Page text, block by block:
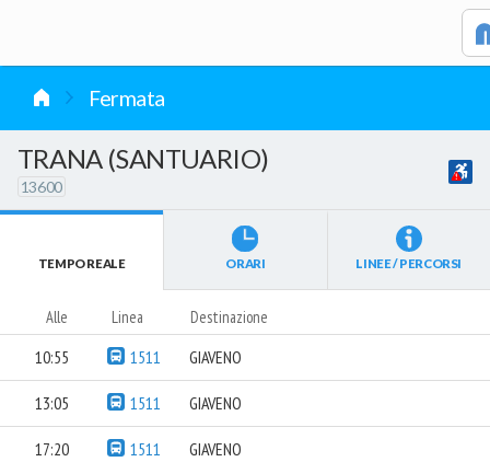
Fermata
TRANA (SANTUARIO)
13600
TEMPO REALE ORARI LINEE / PERCORSI
Alle Linea Destinazione
10:55 1511 GIAVENO
13:05 1511 GIAVENO
17:20 1511 GIAVENO